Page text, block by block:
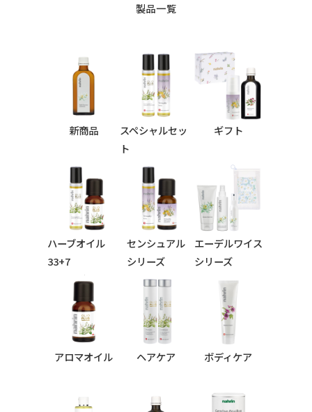
製品一覧
新商品
スペシャルセッ
ト
ギフト
ハーブオイル
33+7
シリーズ
センシュアル
シリーズ
エーデルワイス
シリーズ
アロマオイル ヘアケア ボディケア